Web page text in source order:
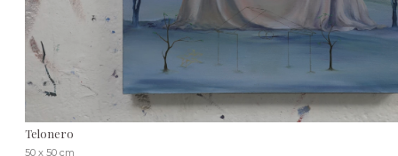
Telonero
50 x 50 cm